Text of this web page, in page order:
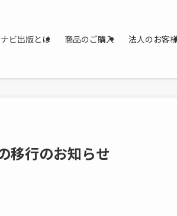
ビ出版とは 商品のご購入 法人のお客
移行のお知らせ